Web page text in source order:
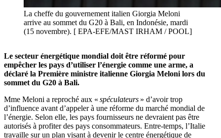
La cheffe du gouvernement italien Giorgia Meloni
arrive au sommet du G20 à Bali, en Indonésie, mardi
(15 novembre). [ EPA-EFE/MAST IRHAM / POOL]
Le secteur énergétique mondial doit être réformé pour
empêcher les pays d’utiliser l’énergie comme une arme, a
déclaré la Première ministre italienne Giorgia Meloni lors du
sommet du G20 à Bali.
Mme Meloni a reproché aux « spéculateurs » d’avoir trop
d’influence avant d’appeler à une réforme du marché mondial de
l’énergie. Selon elle, les pays fournisseurs ne devraient pas être
autorisés à profiter des pays consommateurs. Entre-temps, l’Italie
travaille sur un plan visant à devenir le centre énergétique de